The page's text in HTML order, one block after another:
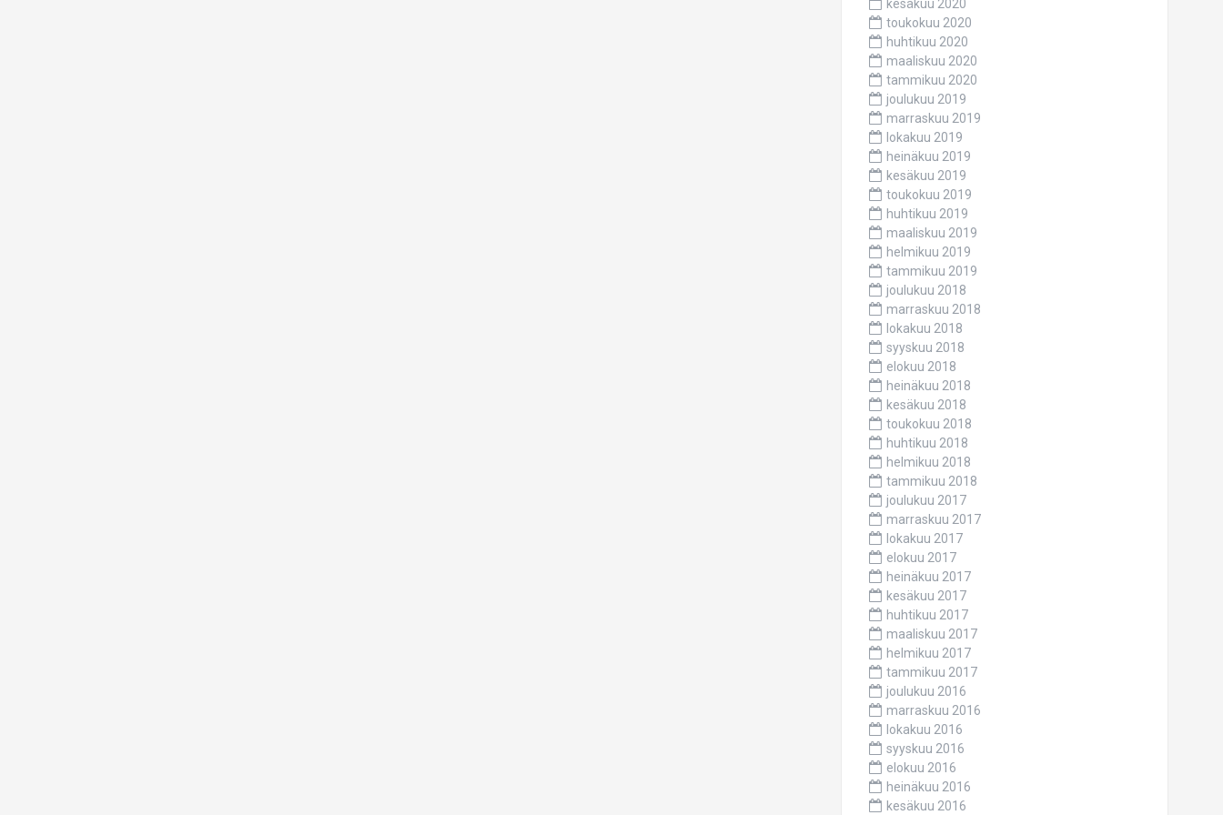
kesäkuu 2020
toukokuu 2020
huhtikuu 2020
maaliskuu 2020
tammikuu 2020
joulukuu 2019
marraskuu 2019
lokakuu 2019
heinäkuu 2019
kesäkuu 2019
toukokuu 2019
huhtikuu 2019
maaliskuu 2019
helmikuu 2019
tammikuu 2019
joulukuu 2018
marraskuu 2018
lokakuu 2018
syyskuu 2018
elokuu 2018
heinäkuu 2018
kesäkuu 2018
toukokuu 2018
huhtikuu 2018
helmikuu 2018
tammikuu 2018
joulukuu 2017
marraskuu 2017
lokakuu 2017
elokuu 2017
heinäkuu 2017
kesäkuu 2017
huhtikuu 2017
maaliskuu 2017
helmikuu 2017
tammikuu 2017
joulukuu 2016
marraskuu 2016
lokakuu 2016
syyskuu 2016
elokuu 2016
heinäkuu 2016
kesäkuu 2016